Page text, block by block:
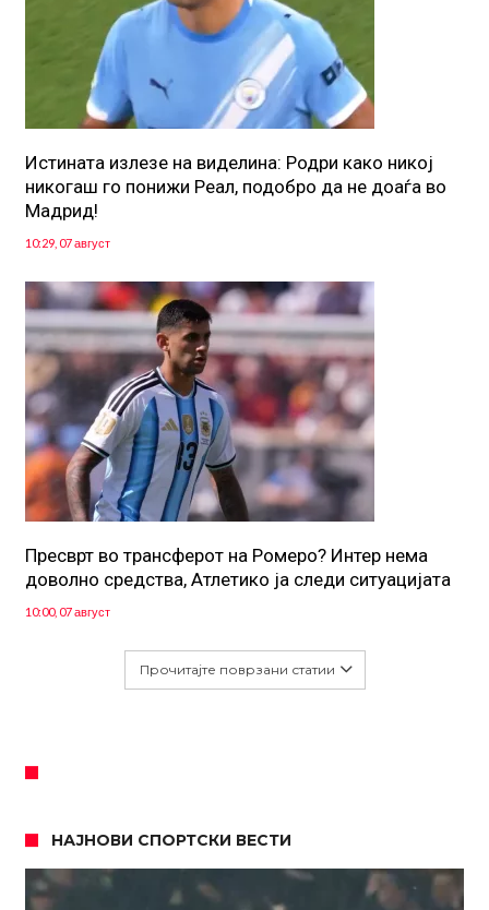
Истината излезе на виделина: Родри како никој
никогаш го понижи Реал, подобро да не доаѓа во
Мадрид!
10:29, 07 август
Пресврт во трансферот на Ромеро? Интер нема
доволно средства, Атлетико ја следи ситуацијата
10:00, 07 август
Прочитајте поврзани статии
НАЈНОВИ СПОРТСКИ ВЕСТИ